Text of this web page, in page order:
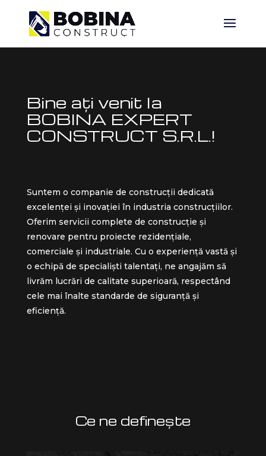
Bine ați venit la
BOBINA EXPERT
CONSTRUCT S.R.L.!
Suntem o companie de construcții dedicată
excelenței și inovației în industria construcțiilor.
Oferim servicii complete de construcție și
renovare pentru proiecte rezidențiale,
comerciale și industriale. Cu o experiență vastă și
o echipă de specialiști talentați, ne angajăm să
livrăm lucrări de calitate superioară, respectând
cele mai înalte standarde de siguranță și
eficiență.
Ce ne definește